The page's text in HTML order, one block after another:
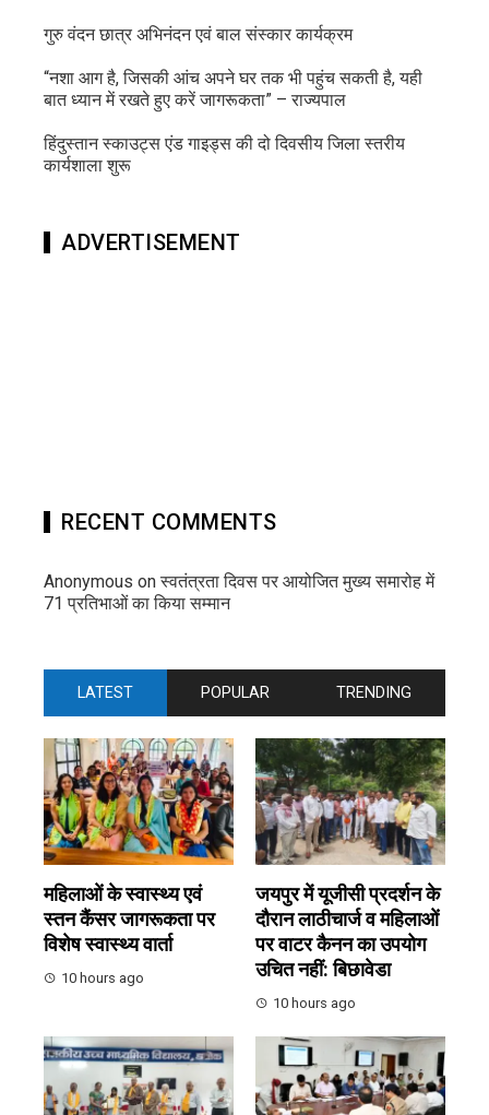
गुरु वंदन छात्र अभिनंदन एवं बाल संस्कार कार्यक्रम
“नशा आग है, जिसकी आंच अपने घर तक भी पहुंच सकती है, यही
बात ध्यान में रखते हुए करें जागरूकता” – राज्यपाल
हिंदुस्तान स्काउट्स एंड गाइड्स की दो दिवसीय जिला स्तरीय
कार्यशाला शुरू
ADVERTISEMENT
RECENT COMMENTS
Anonymous onस्वतंत्रता दिवस पर आयोजित मुख्य समारोह में
71 प्रतिभाओं का किया सम्मान
LATEST POPULAR TRENDING
महिलाओं के स्वास्थ्य एवं
स्तन कैंसर जागरूकता पर
विशेष स्वास्थ्य वार्ता
10 hours ago
जयपुर में यूजीसी प्रदर्शन के
दौरान लाठीचार्ज व महिलाओं
पर वाटर कैनन का उपयोग
उचित नहीं: बिछावेडा
10 hours ago